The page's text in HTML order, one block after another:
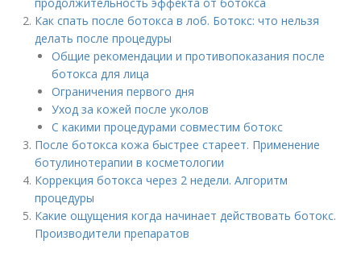
Как спать после ботокса в лоб. Ботокс: что нельзя
делать после процедуры
Общие рекомендации и противопоказания после
ботокса для лица
Ограничения первого дня
Уход за кожей после уколов
С какими процедурами совместим ботокс
После ботокса кожа быстрее стареет. Применение
ботулинотерапии в косметологии
Коррекция ботокса через 2 недели. Алгоритм
процедуры
Какие ощущения когда начинает действовать ботокс.
Производители препаратов